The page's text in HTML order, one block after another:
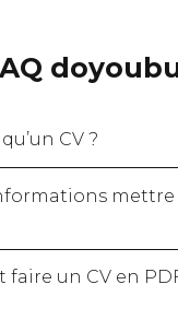
CV ?
mettre
faire un CV en